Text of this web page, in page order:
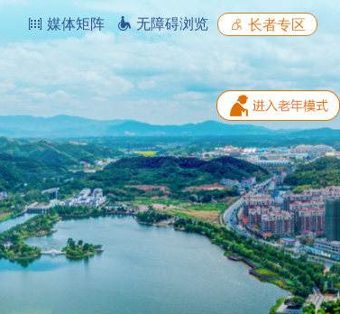
媒体矩阵 无障碍浏览 长者专区